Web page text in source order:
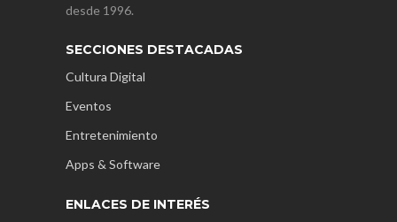
desde 1996.
SECCIONES DESTACADAS
Cultura Digital
Eventos
Entretenimiento
Apps & Software
ENLACES DE INTERÉS